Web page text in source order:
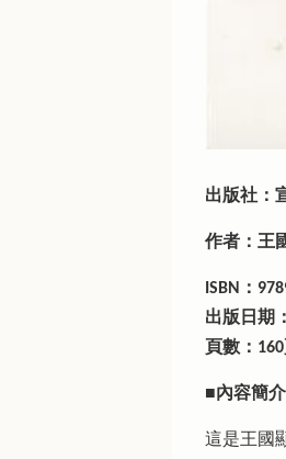
出版社：
作者：王
ISBN：
出版日期
頁數：160
■內容簡介
這是王國